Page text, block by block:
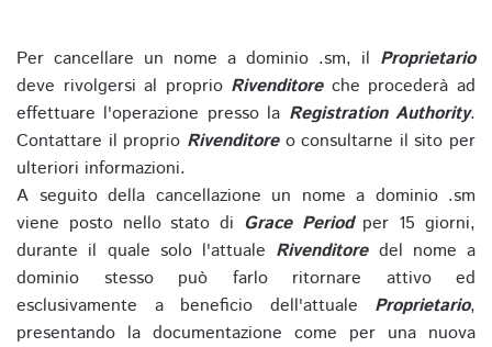
Per cancellare un nome a dominio .sm, il Proprietario
deve rivolgersi al proprio Rivenditoreche procederà ad
effettuare l'operazione presso la Registration Authority.
Contattare il proprio Rivenditoreo consultarne il sito per
ulteriori informazioni.
A seguito della cancellazione un nome a dominio .sm
viene posto nello stato di Grace Periodper 15 giorni,
durante il quale solo l'attuale Rivenditoredel nome a
dominio stesso può farlo ritornare attivo ed
esclusivamente a beneficio dell'attuale Proprietario,
presentando la documentazione come per una nuova